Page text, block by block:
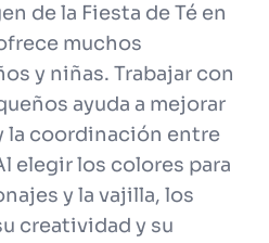
de la Fiesta de Té en
muchos
y niñas. Trabajar con
ayuda a mejorar
la coordinación entre
elegir los colores para
y la vajilla, los
creatividad y su